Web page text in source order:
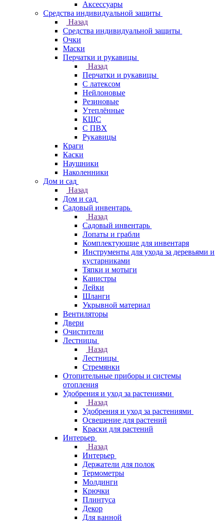
Аксессуары
Средства индивидуальной защиты
Назад
Средства индивидуальной защиты
Очки
Маски
Перчатки и рукавицы
Назад
Перчатки и рукавицы
С латексом
Нейлоновые
Резиновые
Утеплённые
КЩС
С ПВХ
Рукавицы
Краги
Каски
Наушники
Наколенники
Дом и сад
Назад
Дом и сад
Садовый инвентарь
Назад
Садовый инвентарь
Лопаты и грабли
Комплектующие для инвентаря
Инструменты для ухода за деревьями и
кустарниками
Тяпки и мотыги
Канистры
Лейки
Шланги
Укрывной материал
Вентиляторы
Двери
Очистители
Лестницы
Назад
Лестницы
Стремянки
Отопительные приборы и системы
отопления
Удобрения и уход за растениями
Назад
Удобрения и уход за растениями
Освещение для растений
Краски для растений
Интерьер
Назад
Интерьер
Держатели для полок
Термометры
Молдинги
Крючки
Плинтуса
Декор
Для ванной